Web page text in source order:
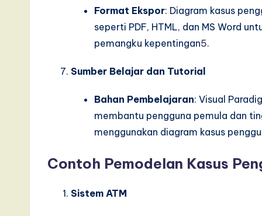
Format Ekspor: Diagram kasus
seperti PDF, HTML, dan MS Word
pemangku kepentingan5.
Sumber Belajar dan Tutorial
Bahan Pembelajaran: Visual
membantu pengguna pemula dan
menggunakan diagram kasus
Contoh Pemodelan Kasus
Sistem ATM